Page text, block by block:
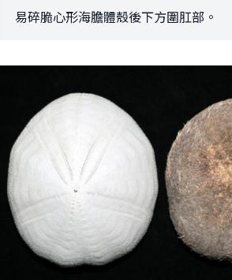
易碎脆心形海膽體殼後下方圍肛部。